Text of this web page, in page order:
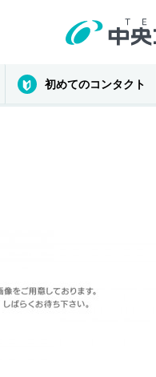
初めてのコンタクト